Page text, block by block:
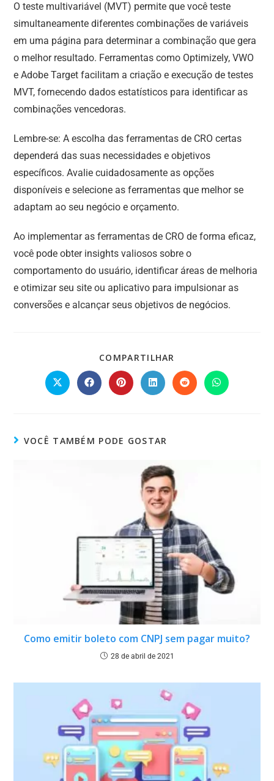
O teste multivariável (MVT) permite que você teste
simultaneamente diferentes combinações de variáveis
em uma página para determinar a combinação que gera
o melhor resultado. Ferramentas como Optimizely, VWO
e Adobe Target facilitam a criação e execução de testes
MVT, fornecendo dados estatísticos para identificar as
combinações vencedoras.
Lembre-se: A escolha das ferramentas de CRO certas
dependerá das suas necessidades e objetivos
específicos. Avalie cuidadosamente as opções
disponíveis e selecione as ferramentas que melhor se
adaptam ao seu negócio e orçamento.
Ao implementar as ferramentas de CRO de forma eficaz,
você pode obter insights valiosos sobre o
comportamento do usuário, identificar áreas de melhoria
e otimizar seu site ou aplicativo para impulsionar as
conversões e alcançar seus objetivos de negócios.
COMPARTILHAR
VOCÊ TAMBÉM PODE GOSTAR
Como emitir boleto com CNPJ sem pagar muito?
28 de abril de 2021